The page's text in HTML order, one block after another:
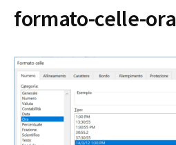
formato-celle-ora